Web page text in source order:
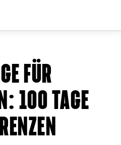
FÜR
100 TAGE